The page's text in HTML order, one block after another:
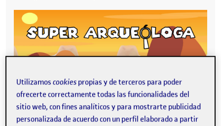
Utilizamoscookies propias y de terceros para poder
ofrecerte correctamente todas las funcionalidades del
sitio web, con fines analíticos y para mostrarte publicidad
personalizada de acuerdo con un perfil elaborado a partir